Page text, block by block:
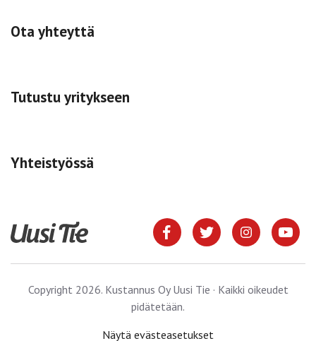
Ota yhteyttä
Tutustu yritykseen
Yhteistyössä
Copyright 2026. Kustannus Oy Uusi Tie · Kaikki oikeudet
pidätetään.
Näytä evästeasetukset